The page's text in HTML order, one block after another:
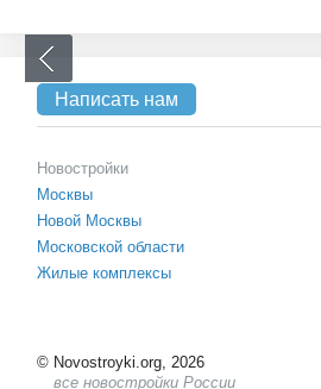
Написать нам
Новостройки
Москвы
Новой Москвы
Московской области
Жилые комплексы
© Novostroyki.org, 2026
все новостройки России